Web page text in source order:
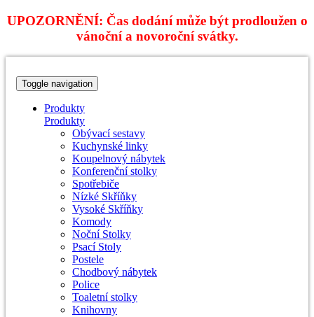
UPOZORNĚNÍ: Čas dodání může být prodloužen o
vánoční a novoroční svátky.
Toggle navigation
Produkty
Produkty
Obývací sestavy
Kuchynské linky
Koupelnový nábytek
Konferenční stolky
Spotřebiče
Nízké Skříňky
Vysoké Skříňky
Komody
Noční Stolky
Psací Stoly
Postele
Chodbový nábytek
Police
Toaletní stolky
Knihovny